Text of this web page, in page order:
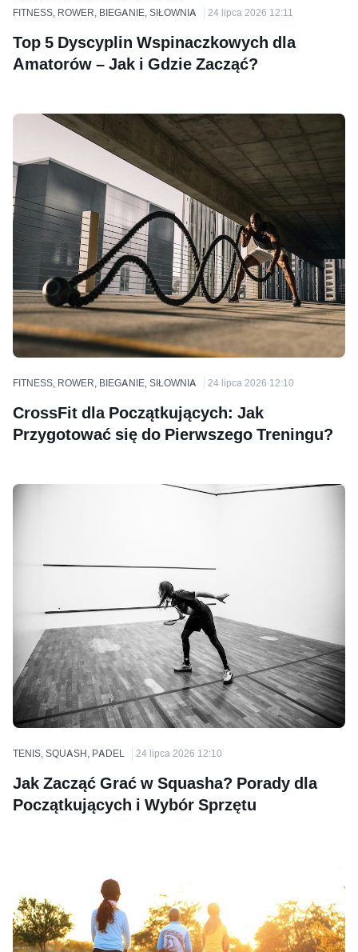
FITNESS, ROWER, BIEGANIE, SIŁOWNIA
24 lipca 2026 12:11
Top 5 Dyscyplin Wspinaczkowych dla
Amatorów – Jak i Gdzie Zacząć?
FITNESS, ROWER, BIEGANIE, SIŁOWNIA 24 lipca 2026 12:10
CrossFit dla Początkujących: Jak
Przygotować się do Pierwszego Treningu?
TENIS, SQUASH, PADEL 24 lipca 2026 12:10
Jak Zacząć Grać w Squasha? Porady dla
Początkujących i Wybór Sprzętu